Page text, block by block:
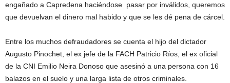
engañado a Capredena haciéndose pasar por inválidos, queremos
que devuelvan el dinero mal habido y que se les dé pena de cárcel.
Entre los muchos defraudadores se cuenta el hijo del dictador
Augusto Pinochet, el ex jefe de la FACH Patricio Ríos, el ex oficial
de la CNI Emilio Neira Donoso que asesinó a una persona con 16
balazos en el suelo y una larga lista de otros criminales.